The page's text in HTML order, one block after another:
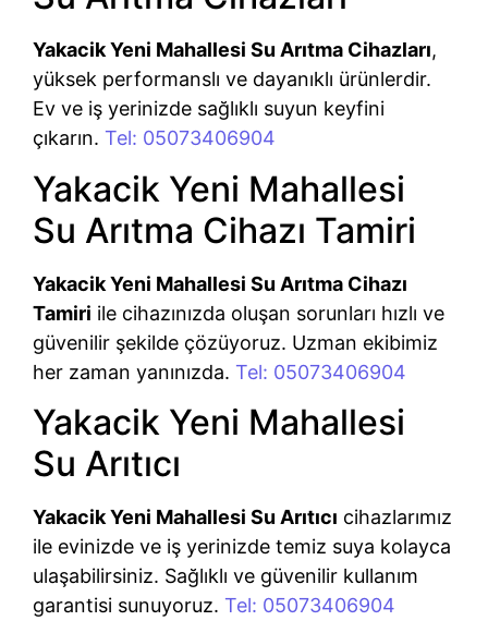
Yakacik Yeni Mahallesi Su Arıtma Cihazları,
yüksek performanslı ve dayanıklı ürünlerdir.
Ev ve iş yerinizde sağlıklı suyun keyfini
çıkarın. Tel: 05073406904
Yakacik Yeni Mahallesi
Su Arıtma Cihazı Tamiri
Yakacik Yeni Mahallesi Su Arıtma Cihazı
Tamiri ile cihazınızda oluşan sorunları hızlı ve
güvenilir şekilde çözüyoruz. Uzman ekibimiz
her zaman yanınızda. Tel: 05073406904
Yakacik Yeni Mahallesi
Su Arıtıcı
Yakacik Yeni Mahallesi Su Arıtıcı cihazlarımız
ile evinizde ve iş yerinizde temiz suya kolayca
ulaşabilirsiniz. Sağlıklı ve güvenilir kullanım
garantisi sunuyoruz. Tel: 05073406904